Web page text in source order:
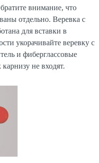
внимание, что
отдельно. Веревка с
для вставки в
укорачивайте веревку с
и фиберглассовые
не входят.